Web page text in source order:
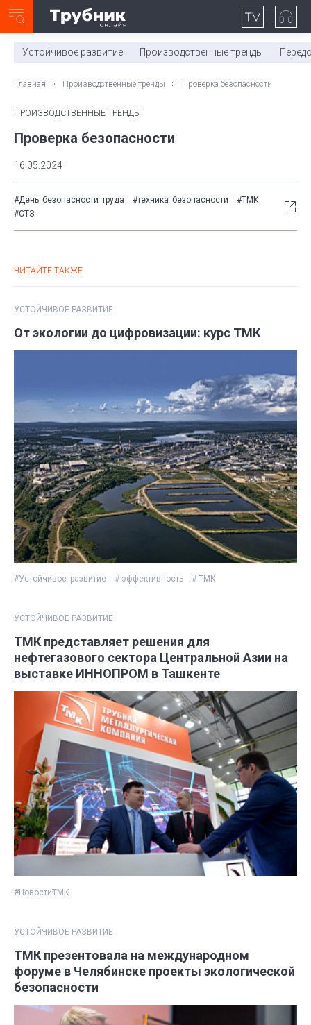
0:00/
Устойчивое развитие Производственные тренды
Главная Производственные тренды Проверка безопасности
ПРОИЗВОДСТВЕННЫЕ ТРЕНДЫ
Проверка безопасности
16.05.2024
#День_безопасности_труда #техника_безопасности
#ТМК
#СТЗ
ЧИТАЙТЕ ТАКЖЕ
УСТОЙЧИВОЕ РАЗВИТИЕ
От экологии до цифровизации: курс ТМК
#Устойчивое_развитие # эффективность # ТМК
УСТОЙЧИВОЕ РАЗВИТИЕ
ТМК представляет решения для
нефтегазового сектора Центральной Азии на
выставке ИННОПРОМ в Ташкенте
#НовостиТМК
УСТОЙЧИВОЕ РАЗВИТИЕ
ТМК презентовала на международном
форуме в Челябинске проекты экологической
безопасности